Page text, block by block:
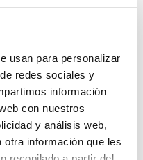
usan para personalizar
redes sociales y
información
con nuestros
y análisis web,
otra información que les
a otra página
exista algún tipo de
entre el
dicha página web
a disposición de los